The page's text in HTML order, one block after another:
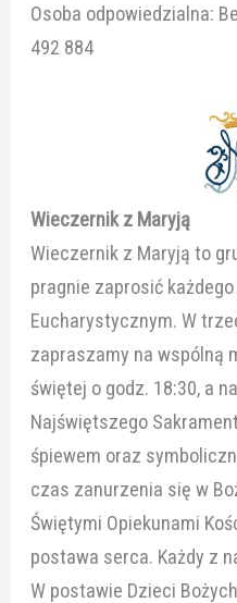
Osoba odpowiedzialna:
492 884
Wieczernik z Maryją
Wieczernik z Maryją to
pragnie zaprosić
Eucharystycznym. W
zapraszamy na wspólną
świętej o godz. 18:30, a
Najświętszego
śpiewem oraz
czas zanurzenia się w
Świętymi Opiekunami
postawa serca. Każdy z
W postawie Dzieci